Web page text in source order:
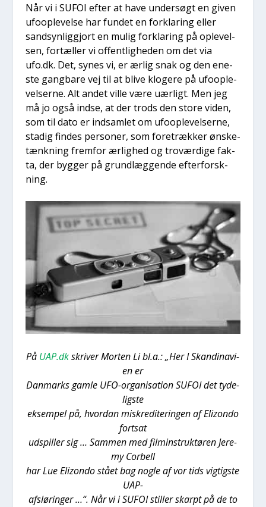
Når vi i SUFOI efter at have under­søgt en given
ufoop­le­vel­se har fun­det en for­kla­ring eller
sand­syn­lig­gjort en mulig for­kla­ring på ople­vel­
sen, for­tæl­ler vi offent­lig­he­den om det via
ufo.dk. Det, synes vi, er ærlig snak og den ene­
ste gang­ba­re vej til at bli­ve klo­ge­re på ufoop­le­
vel­ser­ne. Alt andet vil­le være uær­ligt. Men jeg
må jo også ind­se, at der trods den sto­re viden,
som til dato er ind­sam­let om ufoop­le­vel­ser­ne,
sta­dig fin­des per­so­ner, som fore­træk­ker ønske­
tænk­ning frem­for ærlig­hed og tro­vær­di­ge fak­
ta, der byg­ger på grund­læg­gen­de efter­forsk­
ning.
På UAP.dkskri­ver Mor­ten Li bl.a.: „Her I Skan­di­navi­
en er
Dan­marks gam­le UFO-orga­ni­sa­tion SUFOI det tyde­
lig­ste
eksem­pel på, hvor­dan miskre­di­te­rin­gen af Elizon­do
fort­sat
udspil­ler sig … Sam­men med fil­min­struk­tø­ren Jere­
my Cor­bell
har Lue Elizon­do stå­et bag nog­le af vor tids vig­tig­ste
UAP-
afslø­rin­ger …“. Når vi i SUFOI stil­ler skar­pt på de to